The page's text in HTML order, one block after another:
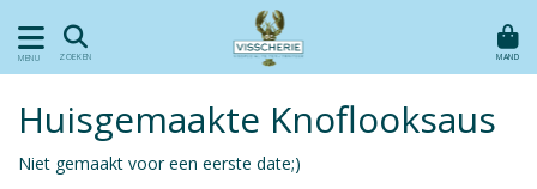
MENU ZOEKEN MAND
Huisgemaakte Knoflooksaus
Niet gemaakt voor een eerste date;)